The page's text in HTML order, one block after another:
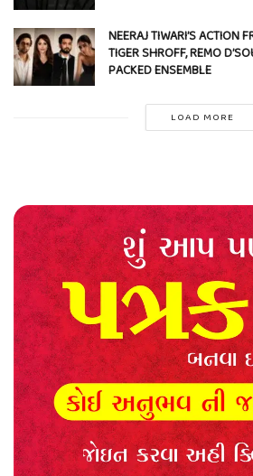
NEERAJ TIWARI’S ACTION
TIGER SHROFF, REMO
PACKED ENSEMBLE
LOAD MORE